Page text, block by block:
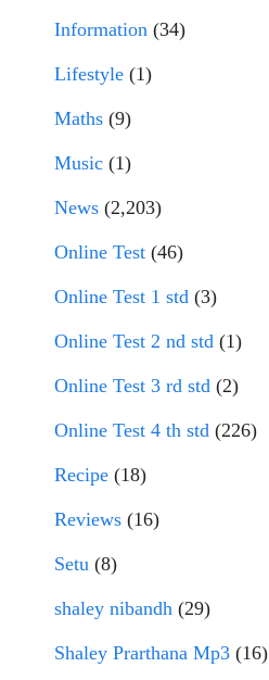
Information (34)
Lifestyle (1)
Maths (9)
Music (1)
News (2,203)
Online Test (46)
Online Test 1 std (3)
Online Test 2 nd std (1)
Online Test 3 rd std (2)
Online Test 4 th std (226)
Recipe (18)
Reviews (16)
Setu (8)
shaley nibandh (29)
Shaley Prarthana Mp3 (16)